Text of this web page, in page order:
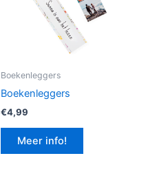
Boekenleggers
Boekenleggers
€4,99
Meer info!